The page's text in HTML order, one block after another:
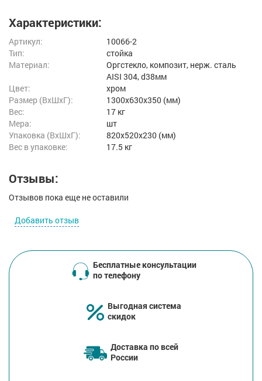
Характеристики:
Артикул:
10066-2
Тип:
стойка
Материал:
Оргстекло, композит, нерж. сталь
AISI 304, d38мм
Цвет:
хром
Размер (ВxШxГ):
1300x630x350 (мм)
Вес:
17 кг
Мера:
шт
Упаковка (ВхШхГ):
820x520x230 (мм)
Вес в упаковке:
17.5 кг
Отзывы:
Отзывов пока еще не оставили
Добавить отзыв
Бесплатные консультации
по телефону
Выгодная система
скидок
Доставка по всей
России